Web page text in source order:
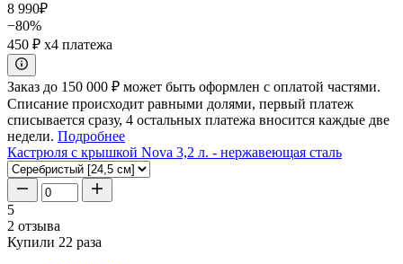
8 990₽
−80%
450 ₽ x4 платежа
Заказ до 150 000 ₽ может быть оформлен с оплатой частями.
Списание происходит равными долями, первый платеж
списывается сразу, 4 остальных платежа вносится каждые две
недели. Подробнее
Кастрюля с крышкой Nova 3,2 л. - нержавеющая сталь
5
2 отзыва
Купили 22 раза